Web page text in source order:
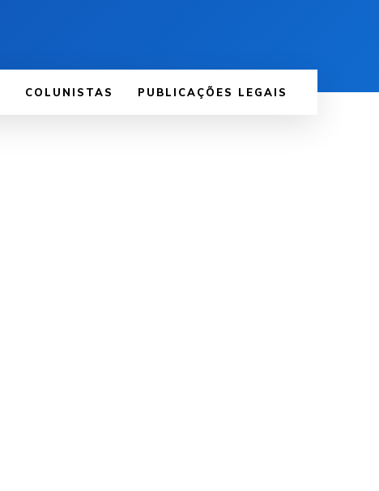
COLUNISTAS PUBLICAÇÕES LEGAIS